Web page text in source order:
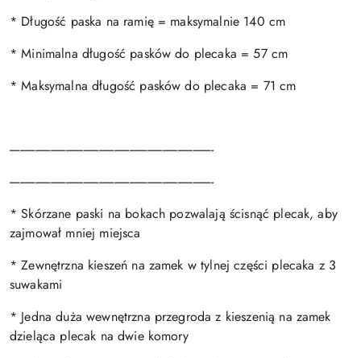
* Długość paska na ramię = maksymalnie 140 cm
* Minimalna długość pasków do plecaka = 57 cm
* Maksymalna długość pasków do plecaka = 71 cm
--------------------------------------------------------------------------------
--------------------------------------------------------------------------------
* Skórzane paski na bokach pozwalają ścisnąć plecak, aby
zajmował mniej miejsca
* Zewnętrzna kieszeń na zamek w tylnej części plecaka z 3
suwakami
* Jedna duża wewnętrzna przegroda z kieszenią na zamek
dzieląca plecak na dwie komory